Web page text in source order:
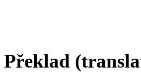
Překlad